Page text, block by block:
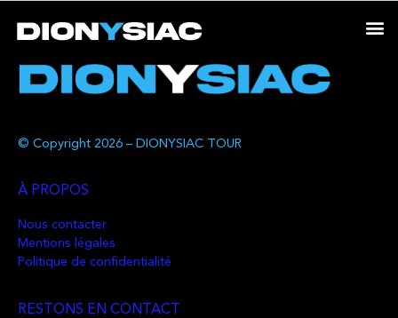
© Copyright 2026 – DIONYSIAC TOUR
À PROPOS
Nous contacter
Mentions légales
Politique de confidentialité
RESTONS EN CONTACT